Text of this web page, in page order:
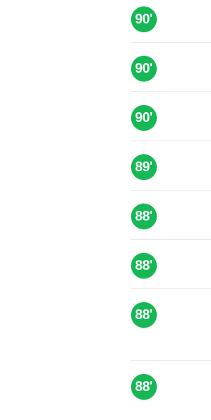
90'
90'
90'
89'
88'
88'
88'
88'